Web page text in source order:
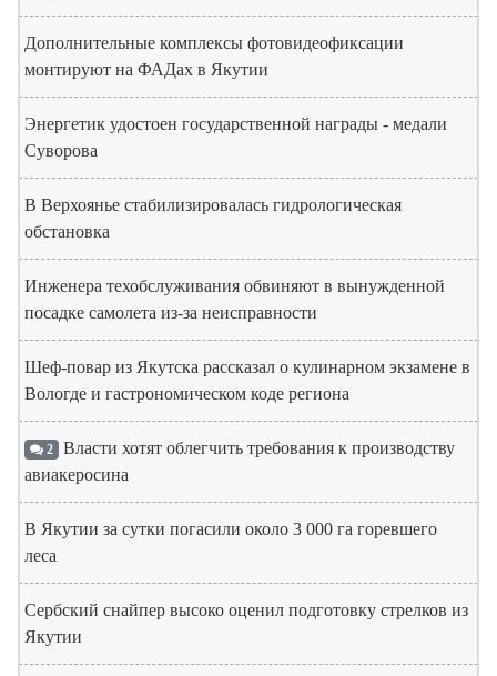
Дополнительные комплексы фотовидеофиксации
монтируют на ФАДах в Якутии
Энергетик удостоен государственной награды - медали
Суворова
В Верхоянье стабилизировалась гидрологическая
обстановка
Инженера техобслуживания обвиняют в вынужденной
посадке самолета из-за неисправности
Шеф-повар из Якутска рассказал о кулинарном экзамене в
Вологде и гастрономическом коде региона
2 Власти хотят облегчить требования к производству
авиакеросина
В Якутии за сутки погасили около 3 000 га горевшего
леса
Сербский снайпер высоко оценил подготовку стрелков из
Якутии